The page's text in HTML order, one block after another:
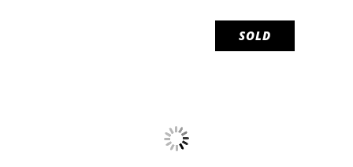
SOLD
LEER MÁS